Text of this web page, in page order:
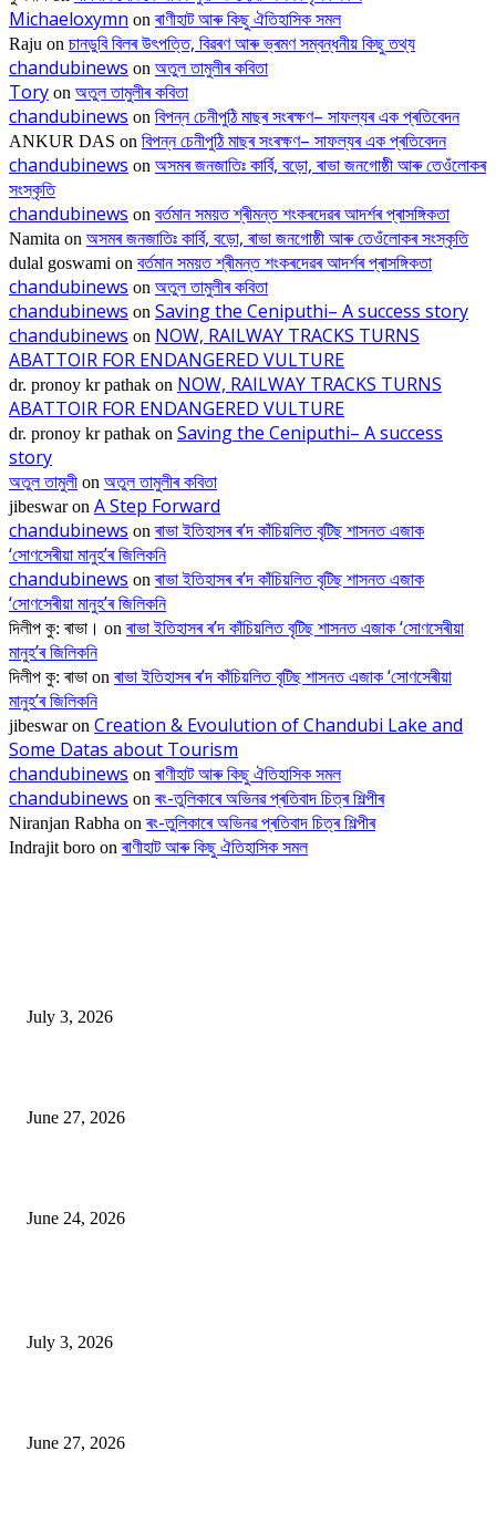
Michaeloxymn onৰাণীহাট আৰু কিছু ঐতিহাসিক সমল
Raju on চানডুবি বিলৰ উৎপত্তি, বিৱৰণ আৰু ভ্ৰমণ সম্বন্ধনীয় কিছু তথ্য
chandubinews on অতুল তামুলীৰ কবিতা
Tory on অতুল তামুলীৰ কবিতা
chandubinews on বিপন্ন চেনীপুঠি মাছৰ সংৰক্ষণ– সাফল্যৰ এক প্ৰতিবেদন
ANKUR DAS on বিপন্ন চেনীপুঠি মাছৰ সংৰক্ষণ– সাফল্যৰ এক প্ৰতিবেদন
chandubinews on অসমৰ জনজাতিঃ কাৰ্বি, বড়ো, ৰাভা জনগোষ্ঠী আৰু তেওঁলোকৰ
সংস্কৃতি
chandubinews on বৰ্তমান সময়ত শ্ৰীমন্ত শংকৰদেৱৰ আদৰ্শৰ প্ৰাসঙ্গিকতা
Namita on অসমৰ জনজাতিঃ কাৰ্বি, বড়ো, ৰাভা জনগোষ্ঠী আৰু তেওঁলোকৰ সংস্কৃতি
dulal goswami on বৰ্তমান সময়ত শ্ৰীমন্ত শংকৰদেৱৰ আদৰ্শৰ প্ৰাসঙ্গিকতা
chandubinews on অতুল তামুলীৰ কবিতা
chandubinews on Saving the Ceniputhi– A success story
chandubinews on NOW, RAILWAY TRACKS TURNS
ABATTOIR FOR ENDANGERED VULTURE
dr. pronoy kr pathak on NOW, RAILWAY TRACKS TURNS
ABATTOIR FOR ENDANGERED VULTURE
dr. pronoy kr pathak on Saving the Ceniputhi– A success
story
অতুল তামুলী on অতুল তামুলীৰ কবিতা
jibeswaron A Step Forward
chandubinews onৰাভা ইতিহাসৰ ৰ’দ কাঁচিয়লিত বৃটিছ শাসনত এজাক
‘সোণসেৰীয়া মানুহ’ৰ জিলিকনি
chandubinews onৰাভা ইতিহাসৰ ৰ’দ কাঁচিয়লিত বৃটিছ শাসনত এজাক
‘সোণসেৰীয়া মানুহ’ৰ জিলিকনি
দিলীপ কু: ৰাভা। onৰাভা ইতিহাসৰ ৰ’দ কাঁচিয়লিত বৃটিছ শাসনত এজাক ‘সোণসেৰীয়া
মানুহ’ৰ জিলিকনি
দিলীপ কু: ৰাভা onৰাভা ইতিহাসৰ ৰ’দ কাঁচিয়লিত বৃটিছ শাসনত এজাক ‘সোণসেৰীয়া
মানুহ’ৰ জিলিকনি
jibeswaron Creation & Evoulution of Chandubi Lake and
Some Datas about Tourism
chandubinews onৰাণীহাট আৰু কিছু ঐতিহাসিক সমল
chandubinews onৰং-তুলিকাৰে অভিনৱ প্ৰতিবাদ চিত্ৰ শিল্পীৰ
Niranjan Rabha onৰং-তুলিকাৰে অভিনৱ প্ৰতিবাদ চিত্ৰ শিল্পীৰ
Indrajit boro onৰাণীহাট আৰু কিছু ঐতিহাসিক সমল
July 3, 2026
June 27, 2026
June 24, 2026
July 3, 2026
June 27, 2026